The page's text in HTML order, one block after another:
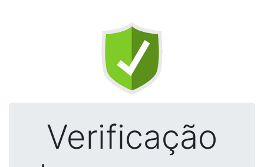
Verificação